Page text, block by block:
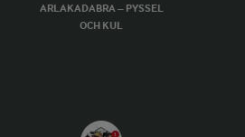
ARLAKADABRA – PYSSEL
OCH KUL